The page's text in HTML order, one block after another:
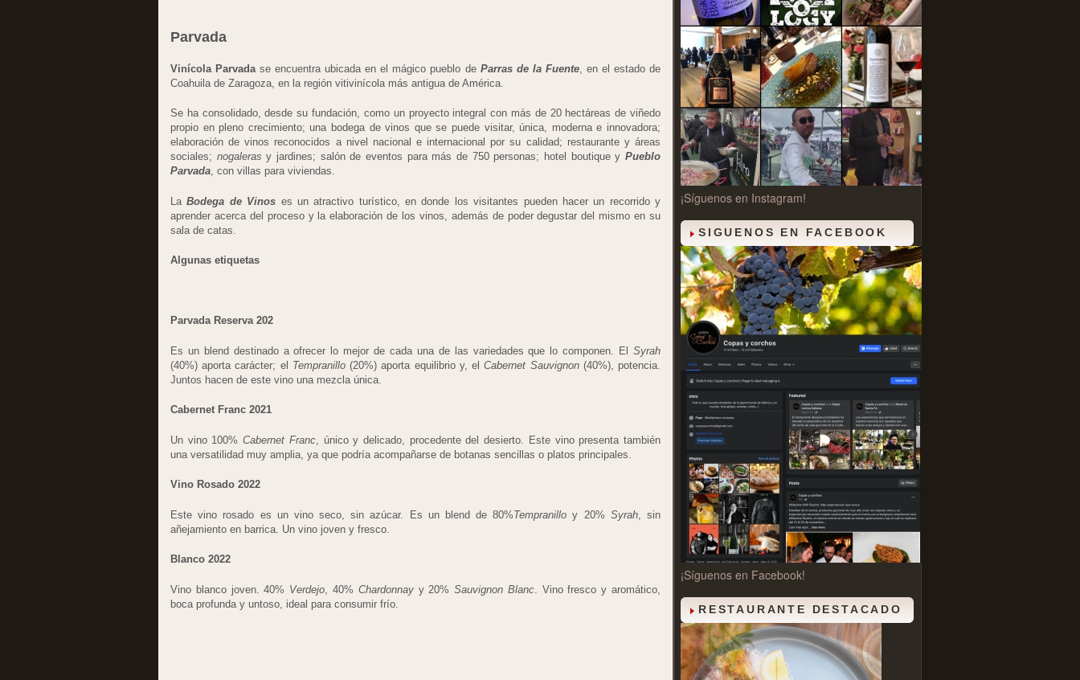
Parvada
Vinícola Parvada se encuentra ubicada en el mágico pueblo deParras de la Fuente, en el estado de
Coahuila de Zaragoza, en la región vitivinícola más antigua de América.
Se ha consolidado, desde su fundación, como un proyecto integral con más de 20 hectáreas de viñedo
propio en pleno crecimiento; una bodega de vinos que se puede visitar, única, moderna e innovadora;
elaboración de vinos reconocidos a nivel nacional e internacional por su calidad; restaurante y áreas
sociales; nogaleras y jardines; salón de eventos para más de 750 personas; hotel boutique yPueblo
Parvada, con villas para viviendas.
LaBodega de Vinos es un atractivo turístico, en donde los visitantes pueden hacer un recorrido y
aprender acerca del proceso y la elaboración de los vinos, además de poder degustar del mismo en su
sala de catas.
Algunas etiquetas
Parvada Reserva 202
Es un blend destinado a ofrecer lo mejor de cada una de las variedades que lo componen. El Syrah
(40%) aporta carácter; el Tempranillo(20%) aporta equilibrio y, elCabernet Sauvignon(40%), potencia.
Juntos hacen de este vino una mezcla única.
Cabernet Franc 2021
Un vino 100%Cabernet Franc, único y delicado, procedente del desierto. Este vino presenta también
una versatilidad muy amplia, ya que podría acompañarse de botanas sencillas o platos principales.
Vino Rosado 2022
Este vino rosado es un vino seco, sin azúcar. Es un blend de 80%Tempranillo y 20% Syrah, sin
añejamiento en barrica. Un vino joven y fresco.
Blanco 2022
Vino blanco joven. 40% Verdejo , 40% Chardonnayy 20%Sauvignon Blanc. Vino fresco y aromático,
boca profunda y untoso, ideal para consumir frío.
¡Síguenos en Instagram!
SIGUENOS EN FACEBOOK
¡Síguenos en Facebook!
RESTAURANTE DESTACADO